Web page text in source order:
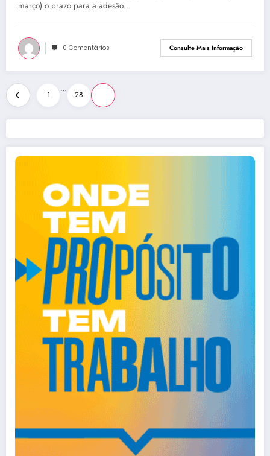
março) o prazo para a adesão…
0 Comentários Consulte Mais Informação
Paginação
de
1
…
28